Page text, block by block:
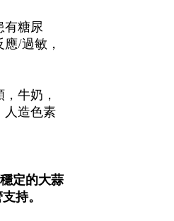
有糖尿
/過敏，
牛奶，
人造色素
定的大蒜
持。